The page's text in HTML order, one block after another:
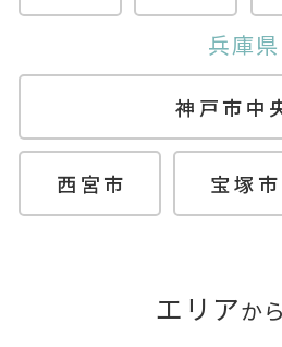
兵庫県
神戸市中
西宮市 宝塚市
エリアか